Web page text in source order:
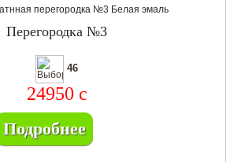
Перегородка №3
46
24950 c
Подробнее